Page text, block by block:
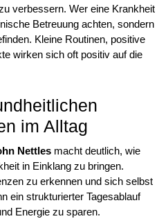
verbessern. Wer eine Krankheit
Betreuung achten, sondern
Kleine Routinen, positive
wirken sich oft positiv auf die
im Alltag
Nettles macht deutlich, wie
in Einklang zu bringen.
zu erkennen und sich selbst
ein strukturierter Tagesablauf
Energie zu sparen.